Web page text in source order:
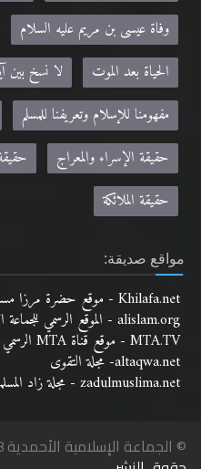
وفاة عيسى بن مريم عليه السلام
الحياة بعد الموت
لا نسخ بين
مفهومنا للإسلام وتعريفنا للمسلم
حقيقة الإسراء والمعراج
حقيقة الملائكة
مواقع صديقة:
Khilafa.net - موقع حضرة مرزا مسرور أحمد نصره الله
alislam.org - الموقع الرسمي للجماعة الإسلامية الأحمدية باللغة الانجليزية
MTA.TV - موقع قناة MTA الرسمي
altaqwa.net- مجلة التقوى
zadulmuslima.net - مجلة زاد المسلمة
© الجماعة الإسلامية الأحمدية 2018. جميع الحقوق محفوظة. |